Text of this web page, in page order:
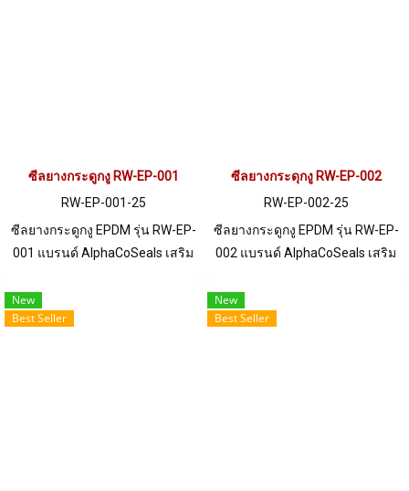
ซีลยางกระดูกงู RW-EP-001
RW-EP-001-25
ซีลยางกระดูกงู EPDM รุ่น RW-EP-
001 แบรนด์ AlphaCoSeals เสริม
แผ่น 1-5 mm. ราคาสินค้าขึ้นอยู่
กับจำนวนสั่งซื้อ หากต้องการสั่งซื้อ
ซีลยางกระดุกงู RW-EP-002
RW-EP-002-25
ซีลยางกระดูกงู EPDM รุ่น RW-EP-
002 แบรนด์ AlphaCoSeals เสริม
แผ่น 1-4 mm. ราคาสินค้าขึ้นอยู่
กับจำนวนสั่งซื้อ หากต้องการสั่งซื้อ
New
Best Seller
New
Best Seller